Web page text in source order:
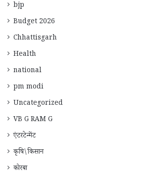
bjp
Budget 2026
Chhattisgarh
Health
national
pm modi
Uncategorized
VB G RAM G
एंटरटेन्मेंट
कृषि\किसान
कोरबा